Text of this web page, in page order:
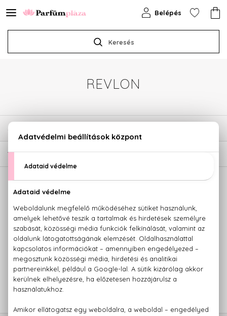
Keresés
Belépés
REVLON
SZŰRÉSEK
1TERMÉK
Charlie White
Eau De Toilette